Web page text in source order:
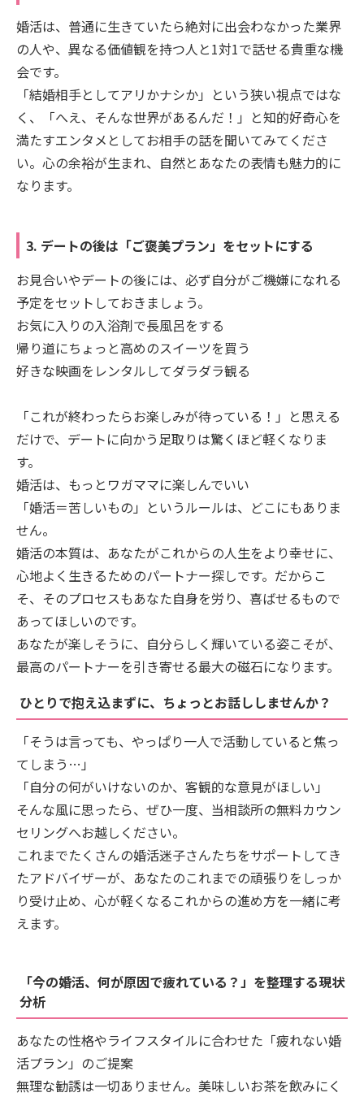
婚活は、普通に生きていたら絶対に出会わなかった業界
の人や、異なる価値観を持つ人と1対1で話せる貴重な機
会です。
「結婚相手としてアリかナシか」という狭い視点ではな
く、「へえ、そんな世界があるんだ！」と知的好奇心を
満たすエンタメとしてお相手の話を聞いてみてくださ
い。心の余裕が生まれ、自然とあなたの表情も魅力的に
なります。
3. デートの後は「ご褒美プラン」をセットにする
お見合いやデートの後には、必ず自分がご機嫌になれる
予定をセットしておきましょう。
お気に入りの入浴剤で長風呂をする
帰り道にちょっと高めのスイーツを買う
好きな映画をレンタルしてダラダラ観る
「これが終わったらお楽しみが待っている！」と思える
だけで、デートに向かう足取りは驚くほど軽くなりま
す。
婚活は、もっとワガママに楽しんでいい
「婚活＝苦しいもの」というルールは、どこにもありま
せん。
婚活の本質は、あなたがこれからの人生をより幸せに、
心地よく生きるためのパートナー探しです。だからこ
そ、そのプロセスもあなた自身を労り、喜ばせるもので
あってほしいのです。
あなたが楽しそうに、自分らしく輝いている姿こそが、
最高のパートナーを引き寄せる最大の磁石になります。
ひとりで抱え込まずに、ちょっとお話ししませんか？
「そうは言っても、やっぱり一人で活動していると焦っ
てしまう…」
「自分の何がいけないのか、客観的な意見がほしい」
そんな風に思ったら、ぜひ一度、当相談所の無料カウン
セリングへお越しください。
これまでたくさんの婚活迷子さんたちをサポートしてき
たアドバイザーが、あなたのこれまでの頑張りをしっか
り受け止め、心が軽くなるこれからの進め方を一緒に考
えます。
「今の婚活、何が原因で疲れている？」を整理する現状
分析
あなたの性格やライフスタイルに合わせた「疲れない婚
活プラン」のご提案
無理な勧誘は一切ありません。美味しいお茶を飲みにく